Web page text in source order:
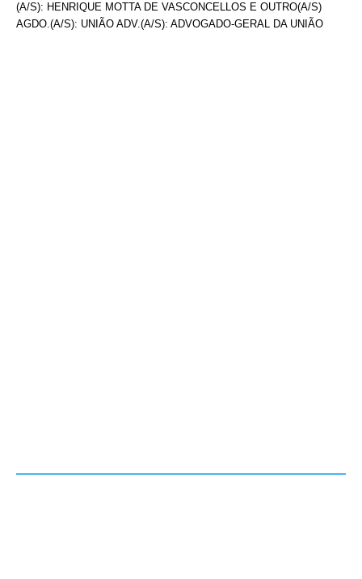
(A/S): HENRIQUE MOTTA DE VASCONCELLOS E OUTRO(A/S)
AGDO.(A/S): UNIÃO ADV.(A/S): ADVOGADO-GERAL DA UNIÃO